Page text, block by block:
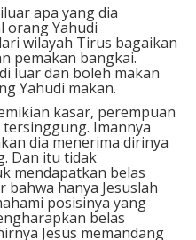
apa yang dia
orang Yahudi
wilayah Tirus bagaikan
pemakan bangkai.
luar dan boleh makan
Yahudi makan.
kasar, perempuan
Imannya
dia menerima dirinya
Dan itu tidak
mendapatkan belas
bahwa hanya Jesuslah
posisinya yang
belas
Jesus memandang